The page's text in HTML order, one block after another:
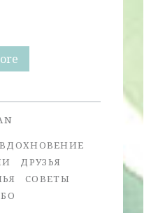
Пост
ВДОХНОВЕНИЕ
ДРУЗЬЯ
СОВЕТЫ